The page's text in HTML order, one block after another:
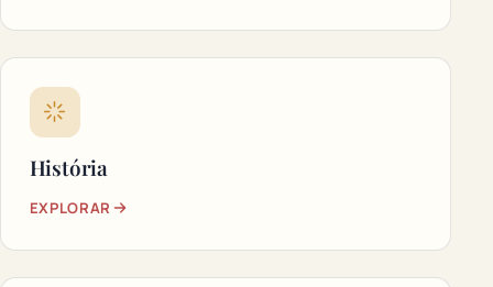
História
EXPLORAR